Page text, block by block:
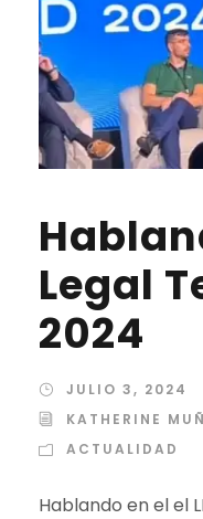
Legal
2024
JULIO 3, 2024
KATHERINE
ACTUALIDAD
Hablando en el el